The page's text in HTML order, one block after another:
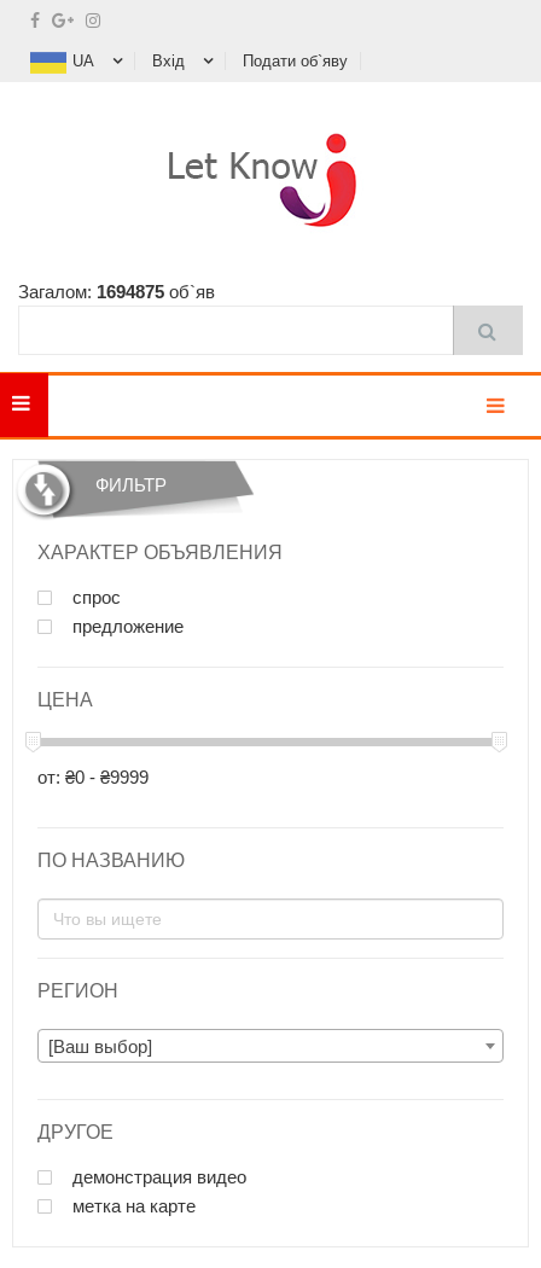
UA Вхід Подати об`яву
Загалом: 1694875 об`яв
ФИЛЬТР
ХАРАКТЕР ОБЪЯВЛЕНИЯ
спрос
предложение
ЦЕНА
от: ₴0 - ₴9999
ПО НАЗВАНИЮ
РЕГИОН
[Ваш выбор]
ДРУГОЕ
демонстрация видео
метка на карте